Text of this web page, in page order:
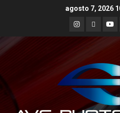
agosto 7, 2026
Instagram
X